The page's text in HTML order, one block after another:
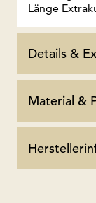
Länge
Details &
Material &